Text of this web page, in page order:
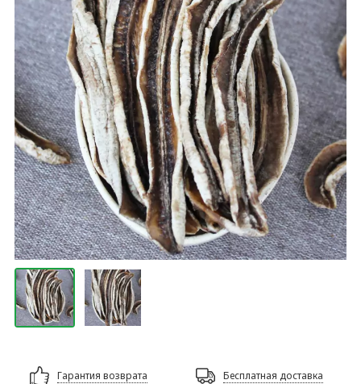
Гарантия возврата Бесплатная доставка